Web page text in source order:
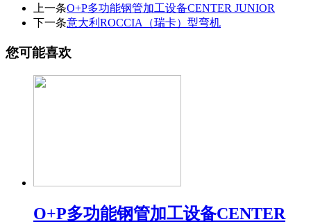
上一条O+P多功能钢管加工设备CENTER JUNIOR
下一条意大利ROCCIA（瑞卡）型弯机
您可能喜欢
O+P多功能钢管加工设备CENTER